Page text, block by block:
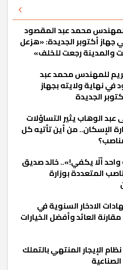
محمد عبد المقصود
أكتوبر الجديدة: «هزعل
والمدينة رجعت للخلف»
للمهندس محمد عبد
في نهاية ولايته بجهاز
الجديدة
الوهاب يثير التساؤلات
الإسكان.. من أين تأتيه كل
ألّا يكفي!».. خالد صديق
المتعددة بوزارة
الادخار السنوية في
العائد وأفضل الخيارات
الإيجار المنتهي بالتملك